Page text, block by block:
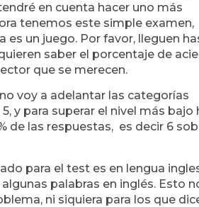
en cuenta hacer uno más
tenemos este simple examen,
es un juego. Por favor, lleguen
saber el porcentaje de
que se merecen.
voy a adelantar las categorías
y para superar el nivel más bajo
de las respuestas, es decir 6
para el test es en lengua
palabras en inglés. Esto
ni siquiera para los que